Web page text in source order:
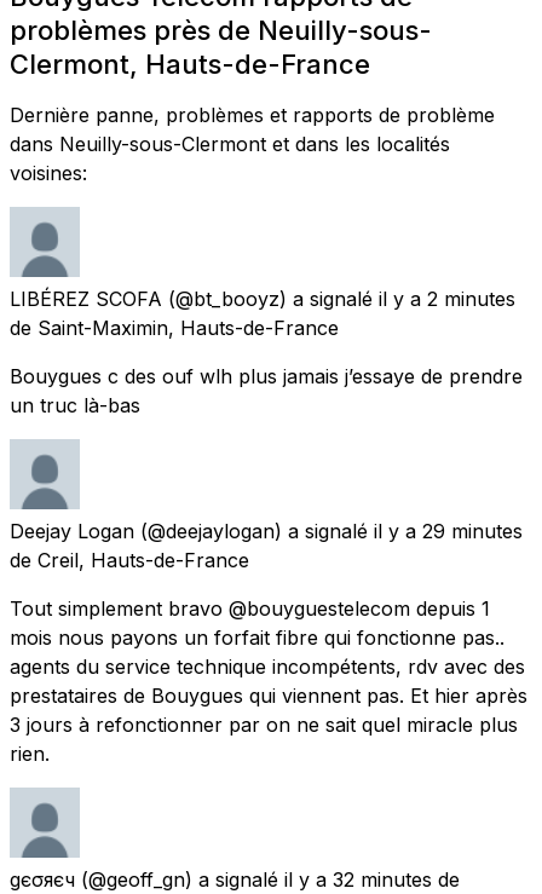
problèmes près de Neuilly-sous-
Clermont, Hauts-de-France
Dernière panne, problèmes et rapports de problème
dans Neuilly-sous-Clermont et dans les localités
voisines:
LIBÉREZ SCOFA (@bt_booyz) a signalé il y a 2 minutes
de Saint-Maximin, Hauts-de-France
Bouygues c des ouf wlh plus jamais j’essaye de prendre
un truc là-bas
Deejay Logan (@deejaylogan) a signalé il y a 29 minutes
de Creil, Hauts-de-France
Tout simplement bravo @bouyguestelecom depuis 1
mois nous payons un forfait fibre qui fonctionne pas..
agents du service technique incompétents, rdv avec des
prestataires de Bouygues qui viennent pas. Et hier après
3 jours à refonctionner par on ne sait quel miracle plus
rien.
gєσғғяєч (@geoff_gn) a signalé il y a 32 minutes de